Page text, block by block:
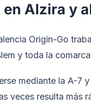
Alzira y
Origin-Go
y toda la
mediante la A-7
veces resulta más